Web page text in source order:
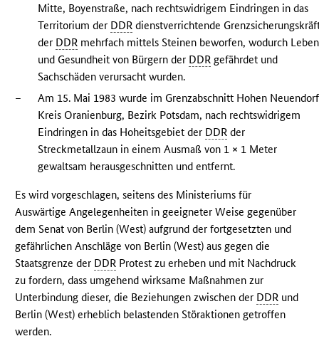
Mitte, Boyenstraße, nach rechtswidrigem Eindringen in das
Territorium der DDR dienstverrichtende
der DDR mehrfach mittels Steinen beworfen, wodurch Leben
und Gesundheit von Bürgern der DDR gefährdet und
Sachschäden verursacht wurden.
–
Am 15. Mai 1983 wurde im Grenzabschnitt Hohen
Kreis Oranienburg, Bezirk Potsdam, nach rechtswidrigem
Eindringen in das Hoheitsgebiet der DDR der
Streckmetallzaun in einem Ausmaß von 1 × 1 Meter
gewaltsam herausgeschnitten und entfernt.
Es wird vorgeschlagen, seitens des Ministeriums für
Auswärtige Angelegenheiten in geeigneter Weise gegenüber
dem Senat von Berlin (West) aufgrund der fortgesetzten und
gefährlichen Anschläge von Berlin (West) aus gegen die
Staatsgrenze der DDR Protest zu erheben und mit Nachdruck
zu fordern, dass umgehend wirksame Maßnahmen zur
Unterbindung dieser, die Beziehungen zwischen der DDR und
Berlin (West) erheblich belastenden Störaktionen getroffen
werden.